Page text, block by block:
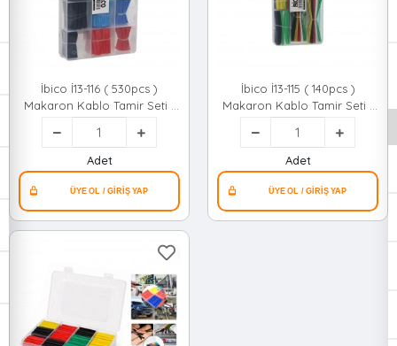
İbico İ13-116 ( 530pcs )
Makaron Kablo Tamir Seti (
Isıyla Büzüşmeli Daralan
Hortum )*96
Adet
İbico İ13-115 ( 140pcs )
Makaron Kablo Tamir Seti (
Isıyla Büzüşmeli Daralan
Hortum )*240
Adet